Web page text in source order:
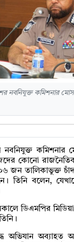
নবনিযুক্ত কমিশনার
নবনিযুক্ত কমিশনার
কোনো
জন তালিকাভুক্ত
তিনি বলেন,
ডিএমপির মিডিয়া
অভিযান অব্যাহত